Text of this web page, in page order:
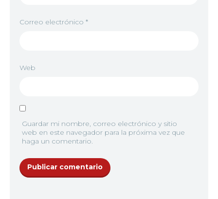
Correo electrónico *
Web
Guardar mi nombre, correo electrónico y sitio
web en este navegador para la próxima vez que
haga un comentario.